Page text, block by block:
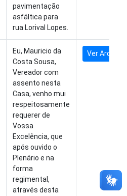
pavimentação
asfáltica para
rua Lorival Lopes.
Eu, Mauricio da
Costa Sousa,
Vereador com
assento nesta
Casa, venho mui
respeitosamente
requerer de
Vossa
Excelência, que
após ouvido o
Plenário e na
forma
regimental,
através desta
Ver Arquivo